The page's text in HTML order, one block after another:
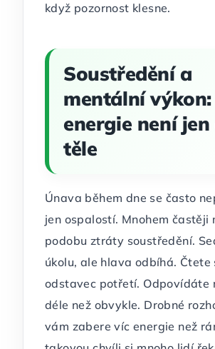
když pozornost klesne.
Soustředění a
mentální výkon:
energie není jen
těle
Únava během dne se často
jen ospalostí. Mnohem častěji
podobu ztráty soustředění.
úkolu, ale hlava odbíhá. Čtete
odstavec potřetí. Odpovídáte
déle než obvykle. Drobné
vám zabere víc energie než